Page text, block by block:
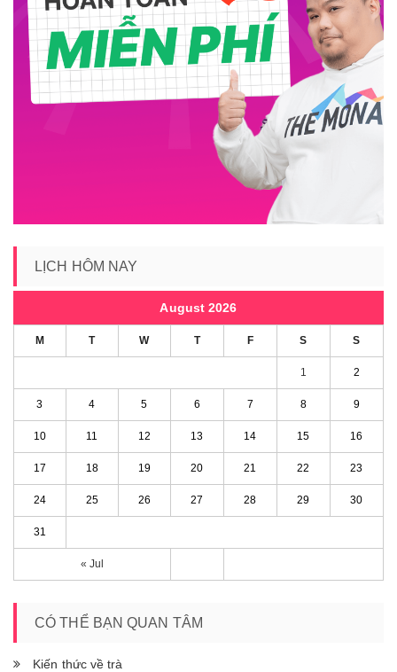
LỊCH HÔM NAY
August 2026
M T W T F S S
« Jul
1 2
3 4 5 6 7 8 9
10 11 12 13 14 15 16
17 18 19 20 21 22 23
24 25 26 27 28 29 30
31
CÓ THỂ BẠN QUAN TÂM
Kiến thức về trà